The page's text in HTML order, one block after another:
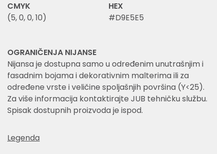
CMYK
(5, 0, 0, 10)
HEX
#D9E5E5
OGRANIČENJA NIJANSE
Nijansa je dostupna samo u određenim unutrašnjim i
fasadnim bojama i dekorativnim malterima ili za
određene vrste i veličine spoljašnjih površina (Y<25).
Za više informacija kontaktirajte JUB tehničku službu.
Spisak dostupnih proizvoda je ispod.
Legenda